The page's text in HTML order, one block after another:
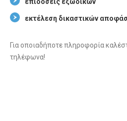
επιδόσεις εξώδικων
εκτέλεση δικαστικών
Για οποιαδήποτε πληροφορία
τηλέφωνα!